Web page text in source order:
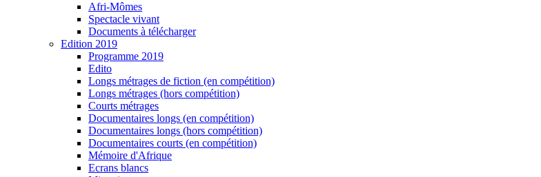
Afri-Mômes
Spectacle vivant
Documents à télécharger
Edition 2019
Programme 2019
Edito
Longs métrages de fiction (en compétition)
Longs métrages (hors compétition)
Courts métrages
Documentaires longs (en compétition)
Documentaires longs (hors compétition)
Documentaires courts (en compétition)
Mémoire d'Afrique
Ecrans blancs